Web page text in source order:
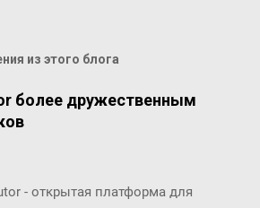
из этого блога
более дружественным
- открытая платформа для